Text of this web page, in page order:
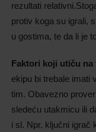
rezultati
protiv koga su igrali,
u gostima, te da li je
Faktori koji utiču na
ekipu bi trebale imati
tim. Obavezno
sledeću utakmicu ili
i sl. Npr. ključni igrač